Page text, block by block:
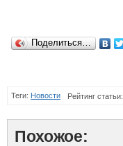
Поделиться…
Теги: Новости Рейтинг статьи:
Похожое: